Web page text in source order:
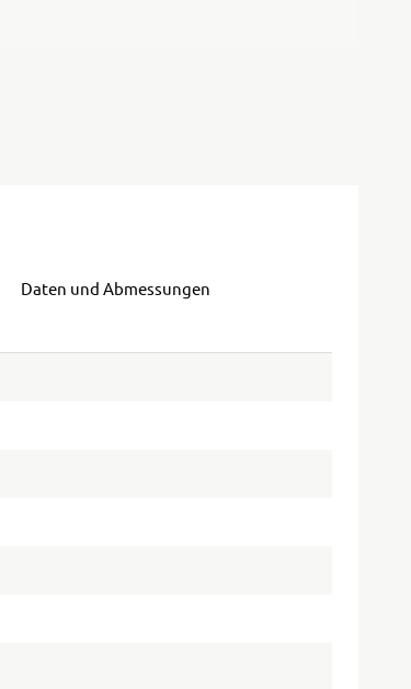
Daten und Abmessungen